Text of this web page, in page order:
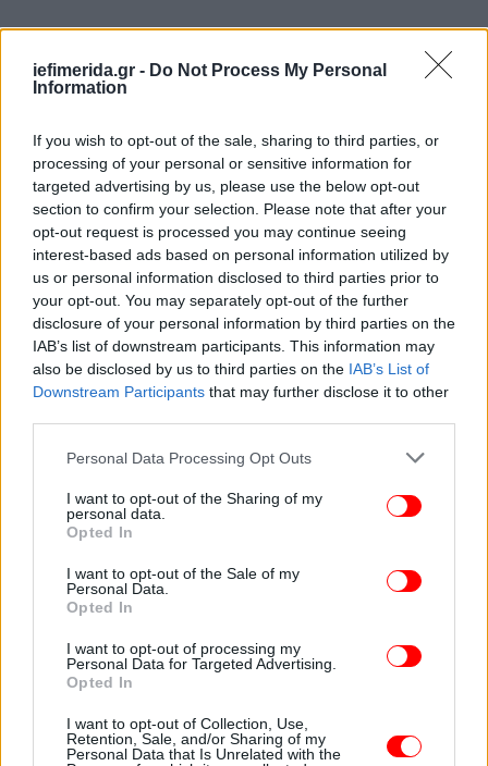
iefimerida.gr - Do Not Process My Personal
Information
If you wish to opt-out of the sale, sharing to third parties, or
processing of your personal or sensitive information for
targeted advertising by us, please use the below opt-out
section to confirm your selection. Please note that after your
opt-out request is processed you may continue seeing
interest-based ads based on personal information utilized by
us or personal information disclosed to third parties prior to
your opt-out. You may separately opt-out of the further
disclosure of your personal information by third parties on the
IAB’s list of downstream participants. This information may
also be disclosed by us to third parties on the IAB’s List of
Downstream Participants that may further disclose it to other
Please note that this website/app uses one or more Google
not limited to your visit or usage behaviour. You may click to
grant or deny consent to Google and its third-party tags to
use your data for below specified purposes in below Google
consent section.
Personal Data Processing Opt Outs
I want to opt-out of the Sharing of my
personal data.
Opted In
I want to opt-out of the Sale of my
Personal Data.
Opted In
I want to opt-out of processing my
Personal Data for Targeted Advertising.
Opted In
I want to opt-out of Collection, Use,
Retention, Sale, and/or Sharing of my
Personal Data that Is Unrelated with the
Το Ίδρυμα για τη Στέγαση των Μη προνομιούχων
(πρώην Ίδρυμα Αββά Πιερ) έκανε λόγο για
«ανησυχητικά» στοιχεία που όμως «δεν προκαλούν
έκπληξη» δεδομένου ότι διακόπηκαν τα μέτρα
στήριξης της αγοραστικής δύναμης. «Οι διακοπές
ηλεκτρικού ρεύματος και αερίου λόγω απλήρωτων
λογαριασμών έχουν εκτοξευτεί, ο αριθμός εκείνων
διπλασιάστηκε και βλέπουμε μεγάλη αύξηση των
εξώσεων», είπε ο εκπρόσωπος του ιδρύματος